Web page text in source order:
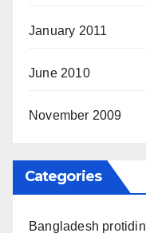
January 2011
June 2010
November 2009
Categories
Bangladesh protidin